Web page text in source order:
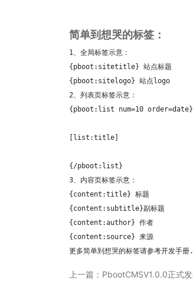
简单到想哭的标签：
1、全局标签示意：
{pboot:sitetitle} 站点标题
{pboot:sitelogo} 站点logo
2、列表页标签示意：
{pboot:list num=10
[list:title]
{/pboot:list}
3、内容页标签示意：
{content:title} 标题
{content:subtitle}副标题
{content:author} 作者
{content:source} 来源
更多简单到想哭的标签请参考开发手
上一篇： PbootCMSV1.0.0正式